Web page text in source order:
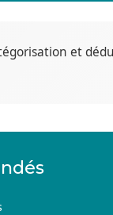
et